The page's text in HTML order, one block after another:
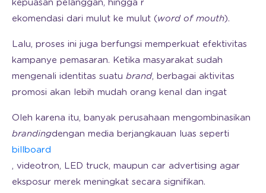
kepuasan pelanggan, hingga r
ekomendasi dari mulut ke mulut (word of mouth).
Lalu, proses ini juga berfungsi memperkuat efektivitas
kampanye pemasaran. Ketika masyarakat sudah
mengenali identitas suatu brand, berbagai aktivitas
promosi akan lebih mudah orang kenal dan ingat
Oleh karena itu, banyak perusahaan mengombinasikan
brandingdengan media berjangkauan luas seperti
billboard
, videotron, LED truck, maupun car advertising agar
eksposur merek meningkat secara signifikan.